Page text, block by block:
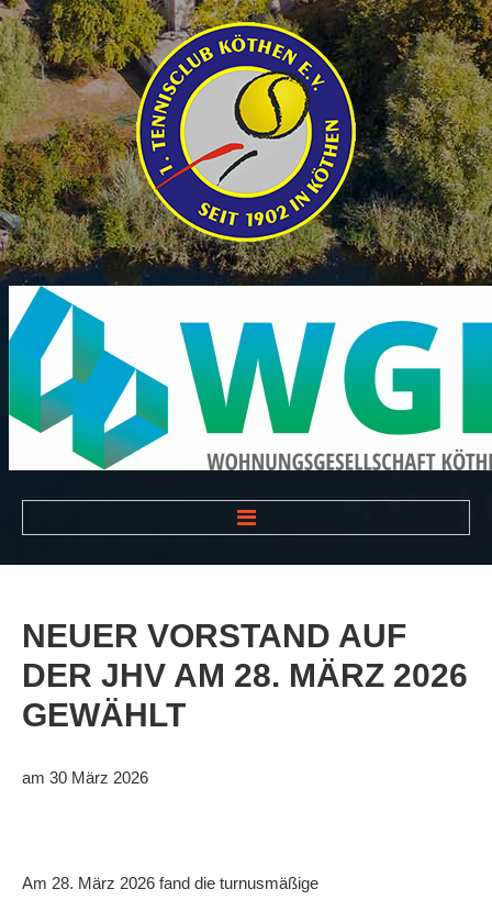
VEREIN
Der Vorstand
Das Clubhaus
Bespannungsservice
NEUER VORSTAND AUF
DER JHV AM 28. MÄRZ 2026
GEWÄHLT
am 30 März 2026
Am 28. März 2026 fand die turnusmäßige